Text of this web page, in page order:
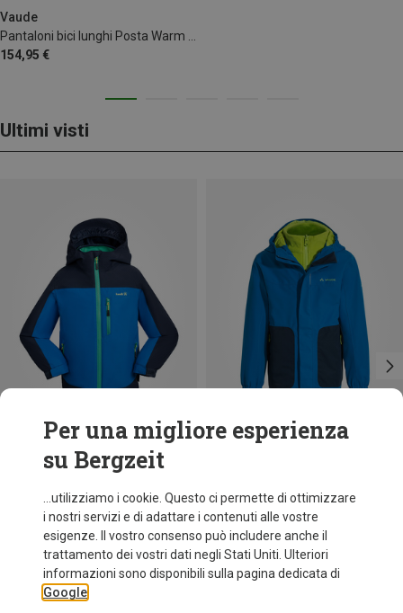
Vaude
154,95 €
Ultimi visti
Risparmi 47%
Per una migliore esperienza
su Bergzeit
...utilizziamo i cookie. Questo ci permette di ottimizzare
i nostri servizi e di adattare i contenuti alle vostre
esigenze. Il vostro consenso può includere anche il
trattamento dei vostri dati negli Stati Uniti. Ulteriori
informazioni sono disponibili sulla pagina dedicata di
Google